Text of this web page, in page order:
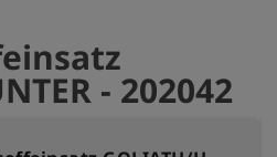
- 202042